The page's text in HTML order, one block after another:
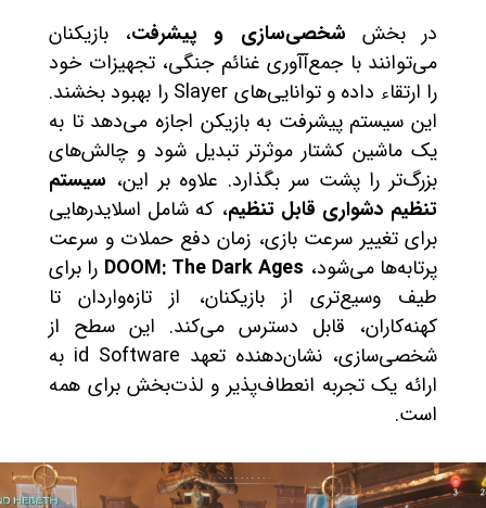
در بخش شخصی‌سازی و پیشرفت، بازیکنان
می‌توانند با جمع‌آآوری غنائم جنگی، تجهیزات خود
را ارتقاء داده و توانایی‌های Slayer را بهبود بخشند.
این سیستم پیشرفت به بازیکن اجازه می‌دهد تا به
یک ماشین کشتار موثرتر تبدیل شود و چالش‌های
بزرگ‌تر را پشت سر بگذارد. علاوه بر این، سیستم
تنظیم دشواری قابل تنظیم، که شامل اسلایدرهایی
برای تغییر سرعت بازی، زمان دفع حملات و سرعت
پرتابه‌ها می‌شود، DOOM: The Dark Ages را برای
طیف وسیع‌تری از بازیکنان، از تازه‌واردان تا
کهنه‌کاران، قابل دسترس می‌کند. این سطح از
شخصی‌سازی، نشان‌دهنده تعهد id Software به
ارائه یک تجربه انعطاف‌پذیر و لذت‌بخش برای همه
است.